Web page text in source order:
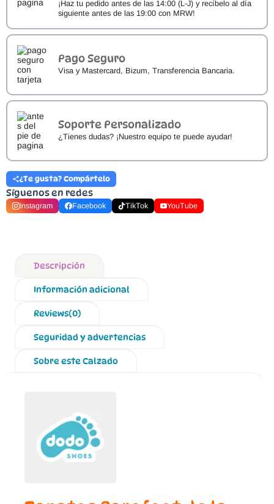
¡Haz tu pedido antes de las 14:00 (L-J) y recíbelo al día
siguiente antes de las 19:00 con MRW!
Pago Seguro
Visa y Mastercard, Bizum, Transferencia Bancaria.
Soporte Personalizado
¿Tienes dudas? ¡Nuestro equipo te puede ayudar!
¿Te gusta? Compártelo
Síguenos en redes
Instagram Facebook TikTok YouTube
Descripción
Información adicional
Reviews(0)
Seguridad y advertencias
Sobre este Calzado